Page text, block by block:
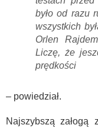
było od razu
wszystkich
Orlen
Liczę, że
prędkości
– powiedział.
Najszybszą